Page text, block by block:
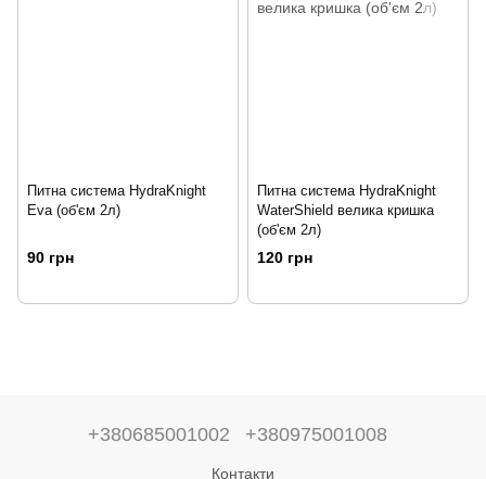
Питна система HydraKnight
Eva (об'єм 2л)
90 грн
Питна система HydraKnight
WaterShield велика кришка
(об'єм 2л)
120 грн
+380685001002 +380975001008
Контакти